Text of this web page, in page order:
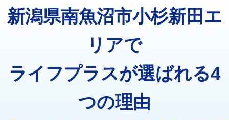
マス交換（深さ50㎝以上） 66,000円
コンクリート斫り（厚さ10㎝超え）
モルタル補修（厚さ10㎝まで） 27,500円
16,500円
追加トーラー機使用/3m超え +3,300円
止水・漏水調査・防水処理・清掃・修
11,000円
止水・漏水調査・防水処理・清掃・修
22,000円
新潟県南魚沼市小杉新田エ
リアで
ライフプラスが選ばれる4
つの理由